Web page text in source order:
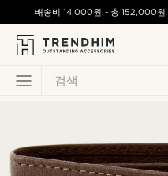
검색
배송비14,000원 - 총 152,000원